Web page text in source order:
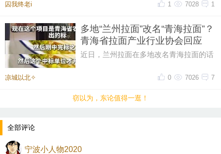
囚我终老i 1
7028
1
多地“兰州拉面”改名“青海拉面”？
青海省拉面产业行业协会回应
近日，兰州拉面在多地改名青海拉面的话
来源：西海都市报综合网络青海
凉城以北✧ 7
7026
0
窃以为，东论值得一逛！
全部评论
宁波小人物2020